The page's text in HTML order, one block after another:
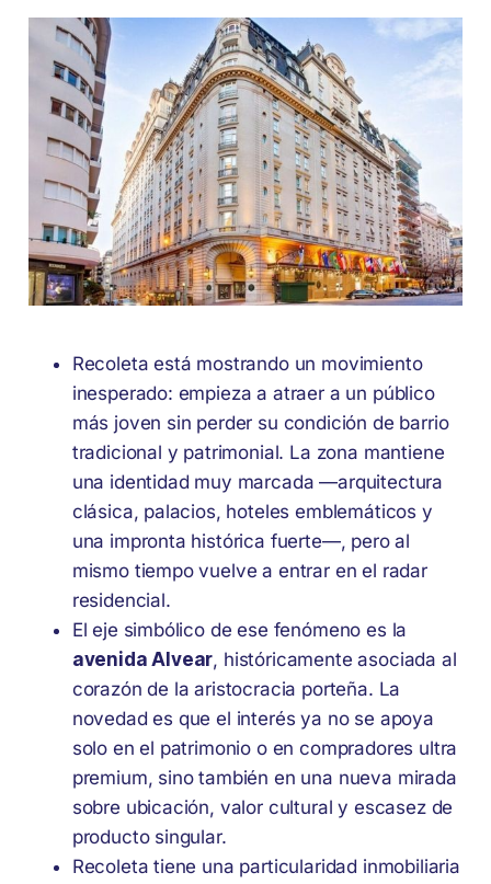
Recoleta está mostrando un movimiento
inesperado: empieza a atraer a un público
más joven sin perder su condición de barrio
tradicional y patrimonial. La zona mantiene
una identidad muy marcada —arquitectura
clásica, palacios, hoteles emblemáticos y
una impronta histórica fuerte—, pero al
mismo tiempo vuelve a entrar en el radar
residencial.
El eje simbólico de ese fenómeno es la
avenida Alvear, históricamente asociada al
corazón de la aristocracia porteña. La
novedad es que el interés ya no se apoya
solo en el patrimonio o en compradores ultra
premium, sino también en una nueva mirada
sobre ubicación, valor cultural y escasez de
producto singular.
Recoleta tiene una particularidad inmobiliaria